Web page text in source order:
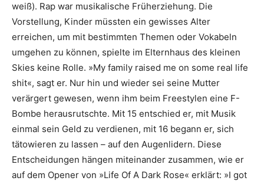
weiß). Rap war musikalische Früherziehung. Die
Vorstellung, Kinder müssten ein gewisses Alter
erreichen, um mit bestimmten Themen oder Vokabeln
umgehen zu können, spielte im Elternhaus des kleinen
Skies keine Rolle. »My family raised me on some real life
shit«, sagt er. Nur hin und wieder sei seine Mutter
verärgert gewesen, wenn ihm beim Freestylen eine F-
Bombe herausrutschte. Mit 15 entschied er, mit Musik
einmal sein Geld zu verdienen, mit 16 begann er, sich
tätowieren zu lassen – auf den Augenlidern. Diese
Entscheidungen hängen miteinander zusammen, wie er
auf dem Opener von »Life Of A Dark Rose« erklärt: »I got